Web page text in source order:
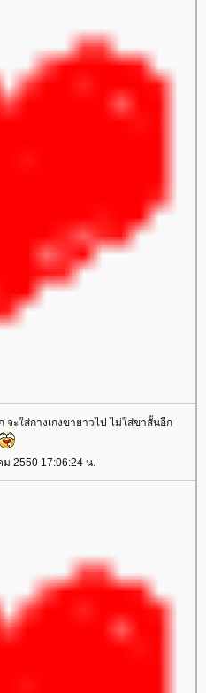
ะใส่กางเกงขายาวไป ไม่ใส่ขาสั้นอีก
2550 17:06:24 น.